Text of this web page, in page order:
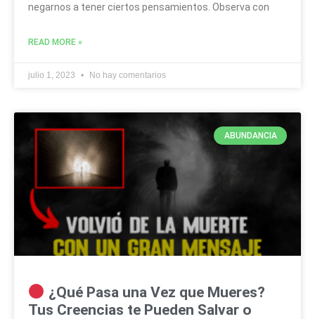
negarnos a tener ciertos pensamientos. Observa con
READ MORE »
julio 1, 2023 No hay comentarios
ABUNDANCIA
¿Qué Pasa una Vez que Mueres?
Tus Creencias te Pueden Salvar o